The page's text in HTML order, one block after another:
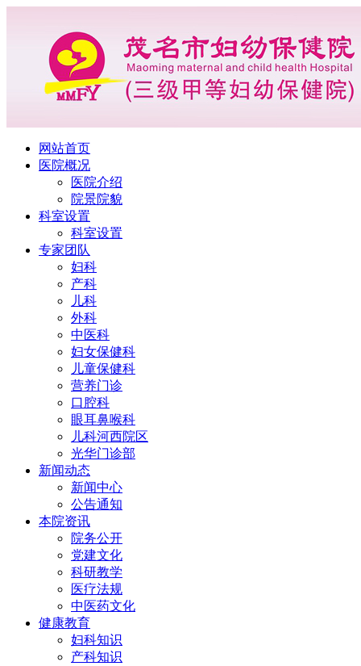
网站首页
医院概况
医院介绍
院景院貌
科室设置
科室设置
专家团队
妇科
产科
儿科
外科
中医科
妇女保健科
儿童保健科
营养门诊
口腔科
眼耳鼻喉科
儿科河西院区
光华门诊部
新闻动态
新闻中心
公告通知
本院资讯
院务公开
党建文化
科研教学
医疗法规
中医药文化
健康教育
妇科知识
产科知识